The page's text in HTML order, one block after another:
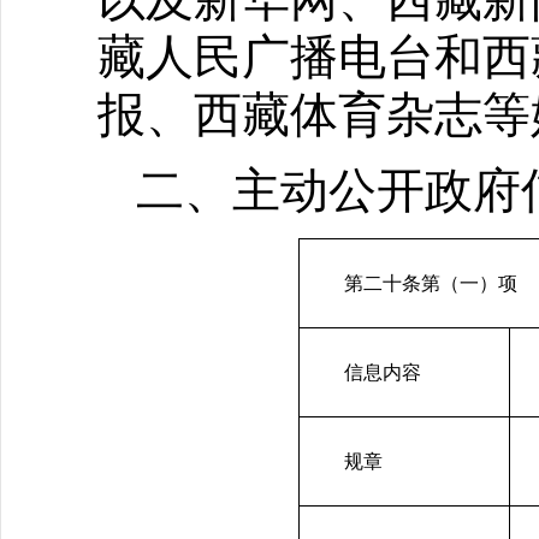
藏人民广播电台和
报、西藏体育杂志
二、主动公开政府
第二十条第（一）项
信息内容
规章